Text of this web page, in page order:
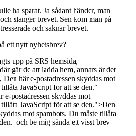
ha sparat. Ja sådant händer, man
slänger brevet. Sen kom man på
och saknar brevet.
ett nytt nyhetsbrev?
upp på SRS hemsida,
går de att ladda hem, annars är det
Den här e-postadressen skyddas mot
JavaScript för att se den."
e-postadressen skyddas mot
JavaScript för att se den.">Den
mot spambots. Du måste tillåta
och be mig sända ett visst brev